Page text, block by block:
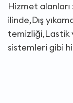
Hizmet alanları
ilinde,Dış
temizliği,Lastik
sistemleri gibi